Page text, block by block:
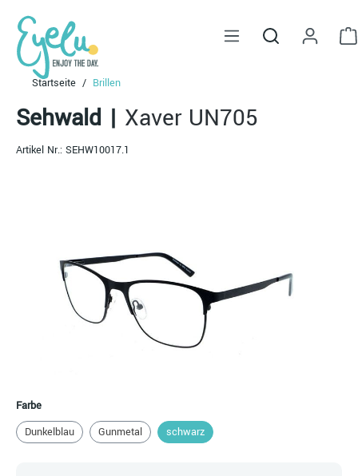
springen
Startseite Brillen
Sehwald | Xaver UN705
Artikel Nr.: SEHW10017.1
Farbeauswählen
Dunkelblau
Gunmetal schwarz